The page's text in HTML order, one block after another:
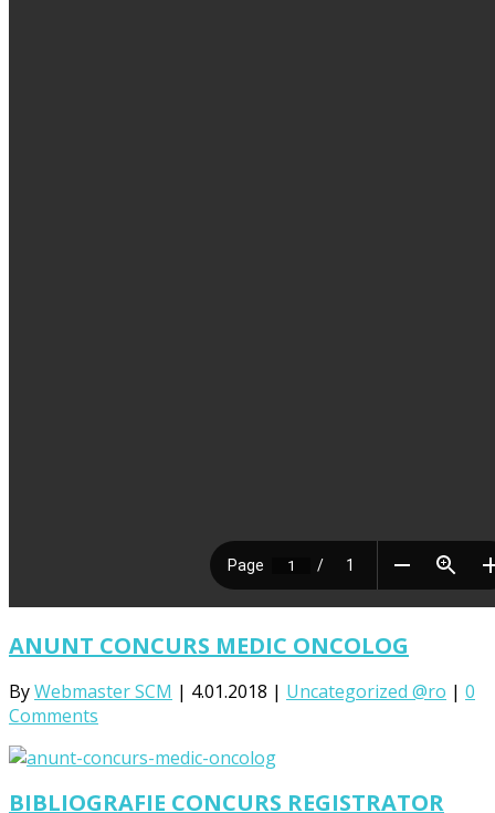
ANUNT CONCURS MEDIC ONCOLOG
ByWebmaster SCM | 4.01.2018 | Uncategorized @ro | 0
Comments
BIBLIOGRAFIE CONCURS REGISTRATOR